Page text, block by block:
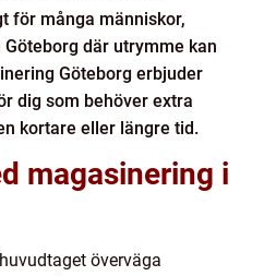
för många människor,
där utrymme kan
Göteborg erbjuder
dig som behöver extra
kortare eller längre tid.
magasinering i
överväga